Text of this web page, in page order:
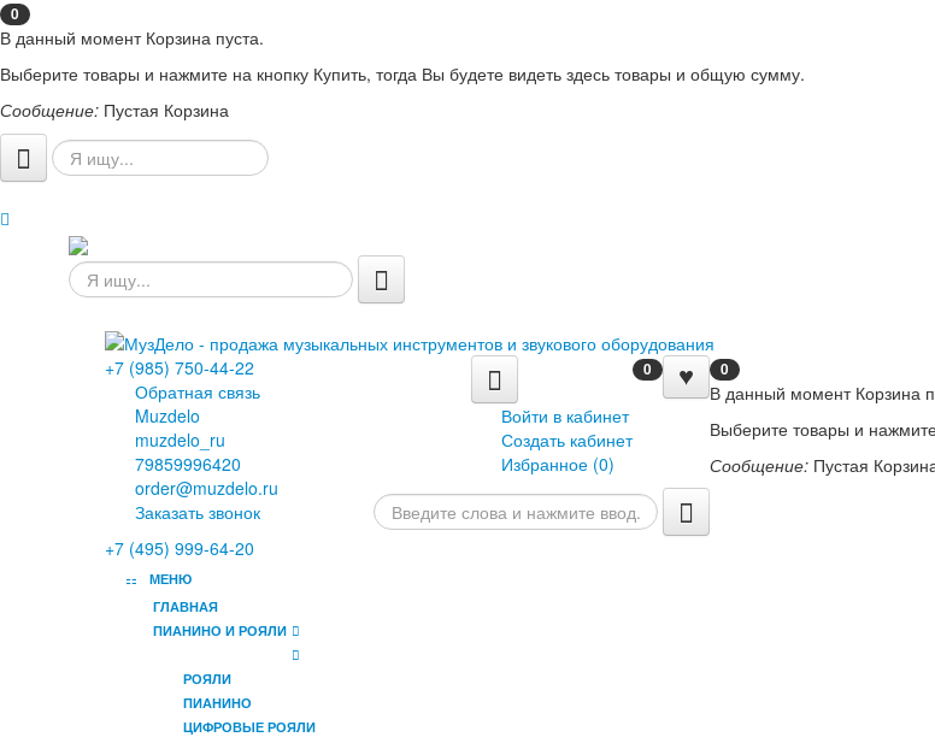
0
В данный момент Корзина пуста.
Выберите товары и нажмите на кнопку Купить, тогда Вы будете видеть здесь товары и общую сумму.
Сообщение: Пустая Корзина
+7 (985) 750-44-22
Обратная связь
Muzdelo
muzdelo_ru
79859996420
order@muzdelo.ru
Заказать звонок
+7 (495) 999-64-20
0
В данный момент Корзина
Выберите товары и
Сообщение: Пустая
0
Войти в кабинет
Создать кабинет
Избранное (0)
МЕНЮ
ГЛАВНАЯ
ПИАНИНО И РОЯЛИ
РОЯЛИ
ПИАНИНО
ЦИФРОВЫЕ РОЯЛИ